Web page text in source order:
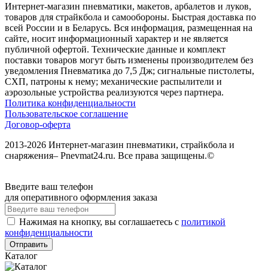
Интернет-магазин пневматики, макетов, арбалетов и луков,
товаров для страйкбола и самообороны. Быстрая доставка по
всей России и в Беларусь. Вся информация, размещенная на
сайте, носит информационный характер и не является
публичной офертой. Технические данные и комплект
поставки товаров могут быть изменены производителем без
уведомления Пневматика до 7,5 Дж; сигнальные пистолеты,
СХП, патроны к нему; механические распылители и
аэрозольные устройства реализуются через партнера.
Политика конфиденциальности
Пользовательское соглашение
Договор-оферта
2013-2026 Интернет-магазин пневматики, страйкбола и
снаряжения– Pnevmat24.ru. Все права защищены.©
Введите ваш телефон
для оперативного оформления заказа
Нажимая на кнопку, вы соглашаетесь с политикой
конфиденциальности
Отправить
Каталог